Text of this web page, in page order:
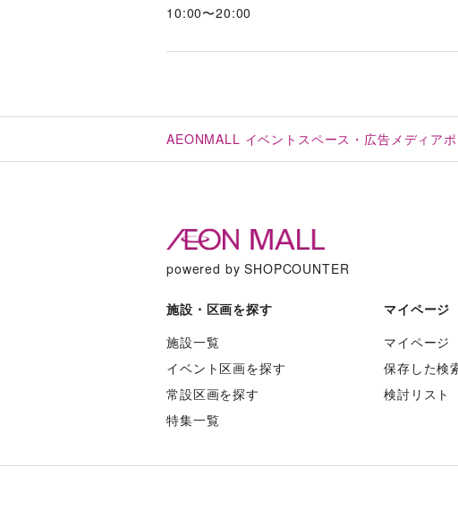
10:00〜20:00
AEONMALL イベントスペース・広告メディア
powered by SHOPCOUNTER
施設・区画を探す
施設一覧
イベント区画を探す
常設区画を探す
特集一覧
マイページ
マイページ
保存した検
検討リスト